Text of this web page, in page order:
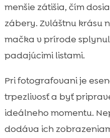
menšie zátišia, čím
zábery. Zvláštnu krásu
mačka v prírode
padajúcimi listami.
Pri fotografovani je
trpezlivosť a byť
ideálneho momentu.
dodáva ich